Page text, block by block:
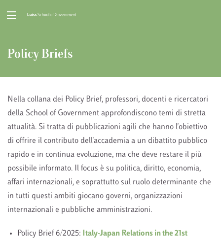
Policy Briefs
Nella collana dei Policy Brief, professori, docenti e ricercatori
della School of Government approfondiscono temi di stretta
attualità. Si tratta di pubblicazioni agili che hanno l'obiettivo
di offrire il contributo dell'accademia a un dibattito pubblico
rapido e in continua evoluzione, ma che deve restare il più
possibile informato. Il focus è su politica, diritto, economia,
affari internazionali, e soprattutto sul ruolo determinante che
in tutti questi ambiti giocano governi, organizzazioni
internazionali e pubbliche amministrazioni.
Policy Brief 6/2025: Italy-Japan Relations in the 21st